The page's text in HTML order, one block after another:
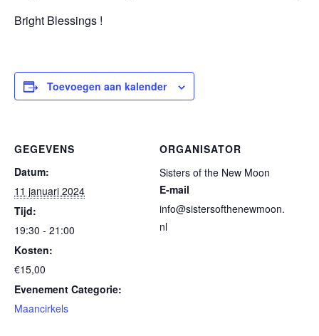
Bright Blessings !
Toevoegen aan kalender
GEGEVENS
Datum:
11 januari 2024
Tijd:
19:30 - 21:00
Kosten:
€15,00
Evenement Categorie:
Maancirkels
ORGANISATOR
Sisters of the New Moon
E-mail
info@sistersofthenewmoon.
nl